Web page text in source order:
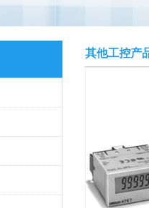
其他工控产